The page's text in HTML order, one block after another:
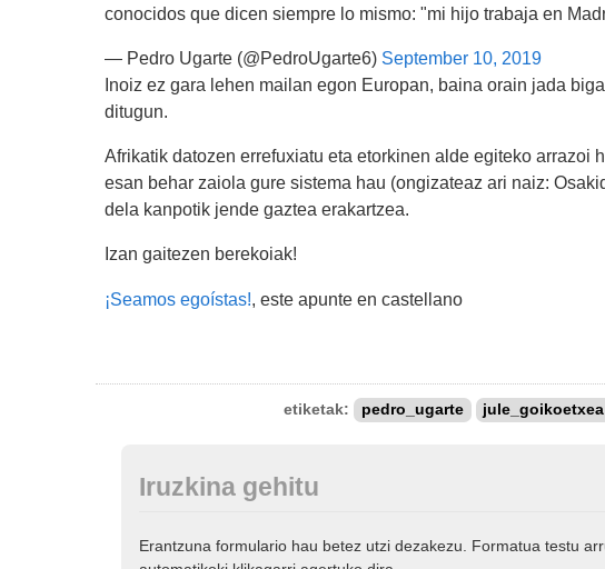
conocidos que dicen siempre lo mismo: "mi hijo trabaja en
— Pedro Ugarte (@PedroUgarte6) September 10, 2019
Inoiz ez gara lehen mailan egon Europan, baina orain jada
ditugun.
Afrikatik datozen errefuxiatu eta etorkinen alde egiteko arrazoi
esan behar zaiola gure sistema hau (ongizateaz ari naiz:
dela kanpotik jende gaztea erakartzea.
Izan gaitezen berekoiak!
¡Seamos egoístas!, este apunte en castellano
etiketak: pedro_ugarte jule_goikoetxea
Iruzkina gehitu
Erantzuna formulario hau betez utzi dezakezu. Formatua testu